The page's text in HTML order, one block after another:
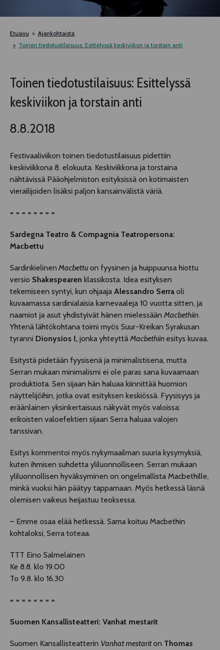
TELTTALAB
OFF TAMPERE
TAPAHTUMIEN YÖ
MUU OHJELMISTO
Etusivu
Ajankohtaista
Toinen tiedotustilaisuus: Esittelyssä keskiviikon ja torstain anti
Toinen tiedotustilaisuus: Esittelyssä
keskiviikon ja torstain anti
8.8.2018
Festivaaliviikon toinen tiedotustilaisuus pidettiin
keskiviikkona 8. elokuuta. Keskiviikkona ja torstaina
nähtävissä Pääohjelmiston esityksissä on kotimaisten
vierailijoiden lisäksi paljon kansainvälistä väriä.
= = = = = = = =
Sardegna Teatro & Compagnia Teatropersona:
Macbettu
Sardinkielinen Macbettuon fyysinen ja huippuunsa hiottu
versio Shakespearen klassikosta. Idea esityksen
tekemiseen syntyi, kun ohjaaja Alessandro Serra oli
kuvaamassa sardinialaisia karnevaaleja 10 vuotta sitten, ja
naamiot ja asut yhdistyivät hänen mielessään Macbethiin.
Yhtenä lähtökohtana toimi myös Suur-Kreikan Syrakusan
tyranni Dionysios I, jonka yhteyttä Macbethiin esitys kuvaa.
Esitystä pidetään fyysisenä ja minimalistisena, mutta
Serran mukaan minimalismi ei ole paras sana kuvaamaan
produktiota. Sen sijaan hän haluaa kiinnittää huomion
näyttelijöihin, jotka ovat esityksen keskiössä. Fyysisyys ja
eräänlainen yksinkertaisuus näkyvät myös valoissa:
erikoisten valoefektien sijaan Serra haluaa valojen
tanssivan.
Esitys kommentoi myös nykymaailman suuria kysymyksiä,
kuten ihmisen suhdetta yliluonnolliseen. Serran mukaan
yliluonnollisen hyväksyminen on ongelmallista Macbethille,
minkä vuoksi hän päätyy tappamaan. Myös hetkessä läsnä
olemisen vaikeus heijastuu teoksessa.
– Emme osaa elää hetkessä. Sama koituu Macbethin
kohtaloksi, Serra toteaa.
TTT Eino Salmelainen
Ke 8.8. klo 19.00
To 9.8. klo 16.30
= = = = = = = =
Suomen Kansallisteatteri: Vanhat mestarit
Suomen Kansallisteatterin Vanhat mestariton Thomas